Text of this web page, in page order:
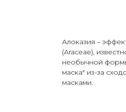
Алоказия –
(Araceae),
необычной
маска" из-за
масками.